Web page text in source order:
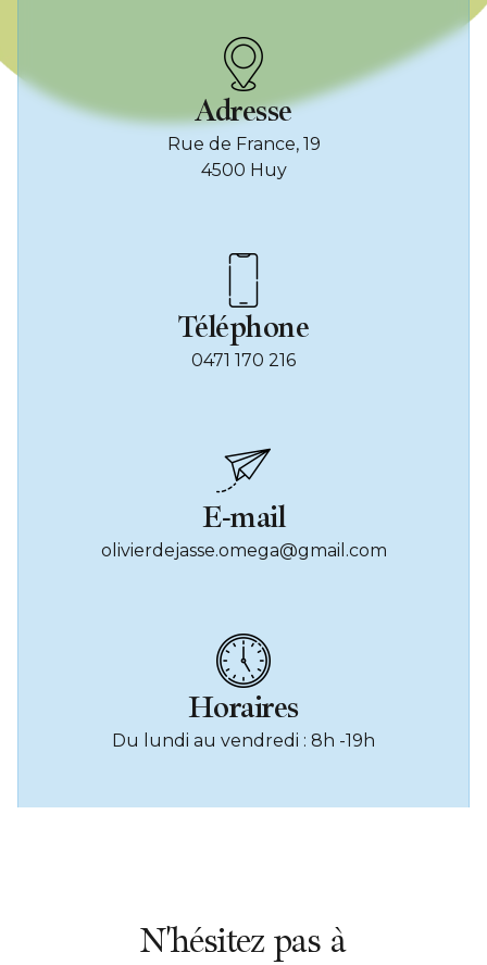
Adresse
Rue de France, 19
4500 Huy
Téléphone
0471 170 216
E-mail
olivierdejasse.omega@gmail.com
Horaires
Du lundi au vendredi : 8h -19h
N'hésitez pas à